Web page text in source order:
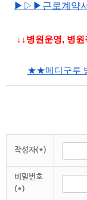
▶▷▶근 로계약
↓↓병원운영, 병
★★메디구루
작성자(*)
비밀번호
(*)